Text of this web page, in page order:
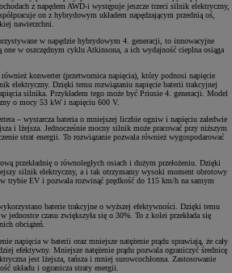
z napędem AWD-i występuje jeszcze trzeci silnik elektryczny,
on z hybrydowym układem napędzającym przednią oś,
nawierzchni.
w napędzie hybrydowym 4. generacji, to innowacyjne
w oszczędnym cyklu Atkinsona, a ich wydajność cieplna osiąga
również konwerter (przetwornica napięcia), który podnosi napięcie
elektryczny. Dzięki temu rozwiązaniu napięcie baterii trakcyjnej
silnika. Przykładem tego może być Priusie 4. generacji. Model
o mocy 53 kW i napięciu 600 V.
– wystarcza bateria o mniejszej liczbie ogniw i napięciu zaledwie
i lżejsza. Jednocześnie mocny silnik może pracować przy niższym
strat energii. To rozwiązanie pozwala również wygospodarować
przekładnię o równoległych osiach i dużym przełożeniu. Dzięki
silnik elektryczny, a i tak otrzymamy wysoki moment obrotowy
w trybie EV i pozwala rozwinąć prędkość do 115 km/h na samym
baterie trakcyjne o wyższej efektywności. Dzięki temu
czasu zwiększyła się o 30%. To z kolei przekłada się
obciążeń.
napięcia w baterii oraz mniejsze natężenie prądu sprawiają, że cały
efektywny. Mniejsze natężenie prądu pozwala ograniczyć średnicę
jest lżejsza, tańsza i mniej surowcochłonna. Zastosowanie
układu i ogranicza straty energii.